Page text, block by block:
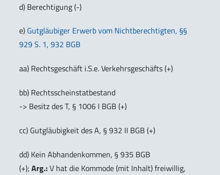
d) Berechtigung (-)
e) Gutgläubiger Erwerb vom Nichtberechtigten, §§
929 S. 1, 932 BGB
aa) Rechtsgeschäft i.S.e. Verkehrsgeschäfts (+)
bb) Rechtsscheinstatbestand
-> Besitz des T, § 1006 I BGB (+)
cc) Gutgläubigkeit des A, § 932 II BGB (+)
dd) Kein Abhandenkommen, § 935 BGB
(+); Arg.:V hat die Kommode (mit Inhalt) freiwillig,